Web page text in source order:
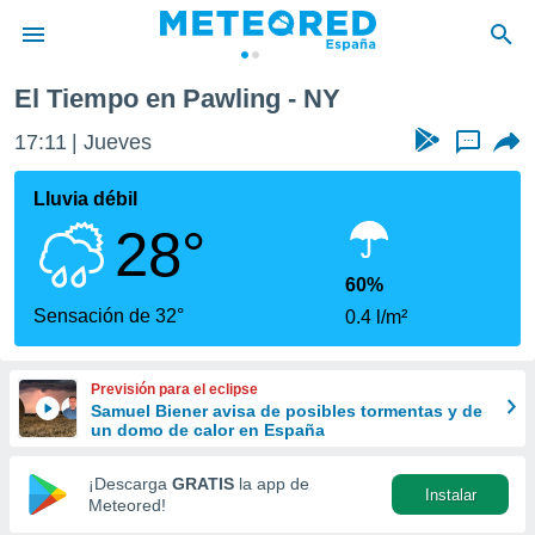
de
por
se
calidad.
a este
las
y
forma
digital
basada
El Tiempo en Pawling - NY
17:11 Jueves ...
Lluvia débil
28°
Sensación de 32°
60%
0.4 l/m²
Previsión para el eclipse
Samuel Biener avisa de posibles tormentas y de
un domo de calor en España
¡Descarga GRATIS la app de
Meteored!
Instalar